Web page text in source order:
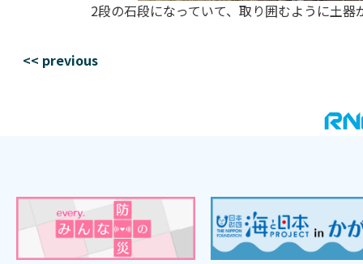
2段の石段になっていて、取り囲むように土
<< previous